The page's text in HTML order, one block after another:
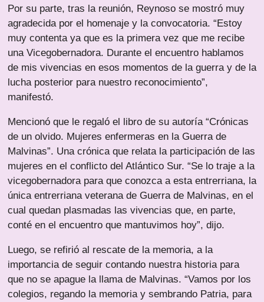
Por su parte, tras la reunión, Reynoso se mostró muy
agradecida por el homenaje y la convocatoria. “Estoy
muy contenta ya que es la primera vez que me recibe
una Vicegobernadora. Durante el encuentro hablamos
de mis vivencias en esos momentos de la guerra y de la
lucha posterior para nuestro reconocimiento”,
manifestó.
Mencionó que le regaló el libro de su autoría “Crónicas
de un olvido. Mujeres enfermeras en la Guerra de
Malvinas”. Una crónica que relata la participación de las
mujeres en el conflicto del Atlántico Sur. “Se lo traje a la
vicegobernadora para que conozca a esta entrerriana, la
única entrerriana veterana de Guerra de Malvinas, en el
cual quedan plasmadas las vivencias que, en parte,
conté en el encuentro que mantuvimos hoy”, dijo.
Luego, se refirió al rescate de la memoria, a la
importancia de seguir contando nuestra historia para
que no se apague la llama de Malvinas. “Vamos por los
colegios, regando la memoria y sembrando Patria, para